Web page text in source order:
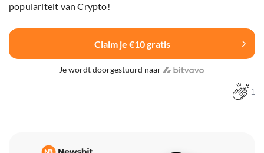
populariteit van Crypto!
Claim je €10 gratis
Je wordt doorgestuurd naar
1